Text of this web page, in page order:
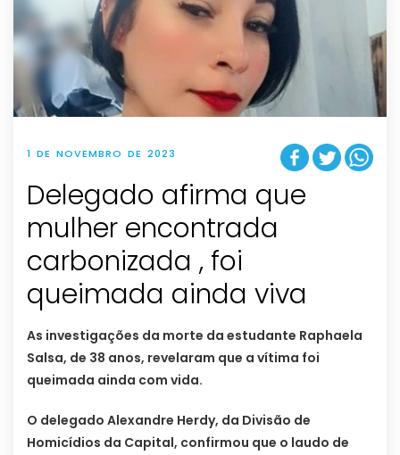
1 DE NOVEMBRO DE 2023
Delegado afirma que
mulher encontrada
carbonizada , foi
queimada ainda viva
As investigações da morte da estudante Raphaela
Salsa, de 38 anos, revelaram que a vítima foi
queimada ainda com vida.
O delegado Alexandre Herdy, da Divisão de
Homicídios da Capital, confirmou que o laudo de